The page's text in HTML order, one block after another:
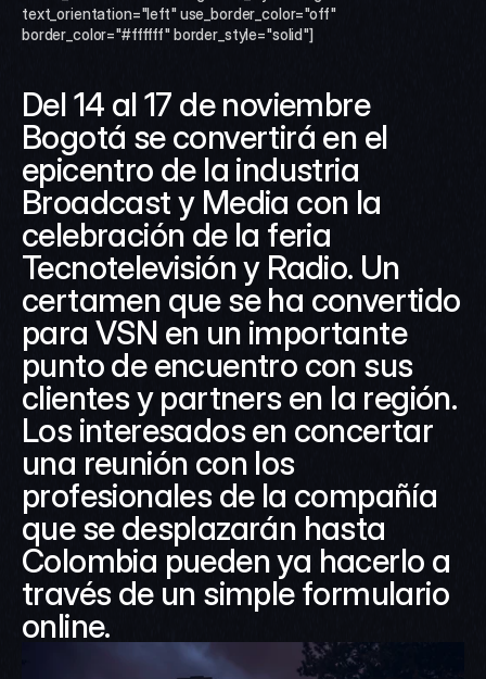
text_orientation="left" use_border_color="off"
border_color="#ffffff" border_style="solid"]
Del 14 al 17 de noviembre
Bogotá se convertirá en el
epicentro de la industria
Broadcast y Media con la
celebración de la feria
Tecnotelevisión y Radio. Un
certamen que se ha convertido
para VSN en un importante
punto de encuentro con sus
clientes y partners en la región.
Los interesados en concertar
una reunión con los
profesionales de la compañía
que se desplazarán hasta
Colombia pueden ya hacerlo a
través de un simple formulario
online.